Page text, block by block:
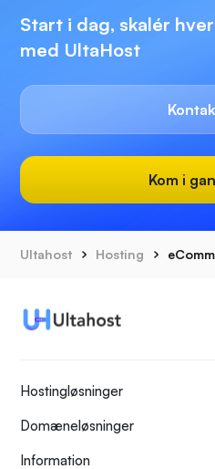
Start i dag, skalér
med UltaHost
Kom i
Ultahost Hosting
Hostingløsninger
Domæneløsninger
Information